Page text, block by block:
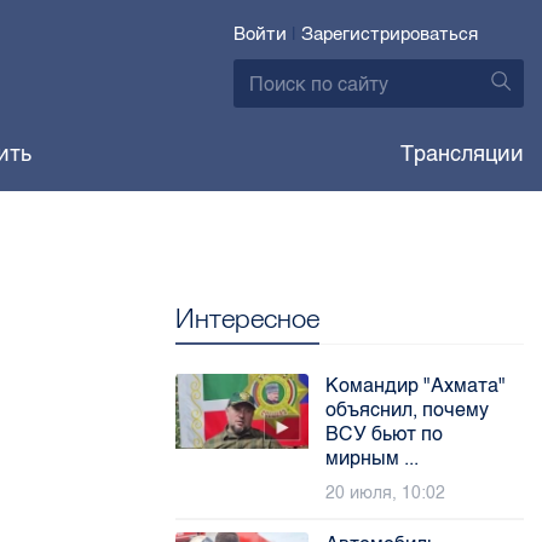
Войти | Зарегистрироваться
Трансляции
Интересное
Командир "Ахмата"
объяснил, почему
ВСУ бьют по
мирным ...
20 июля, 10:02